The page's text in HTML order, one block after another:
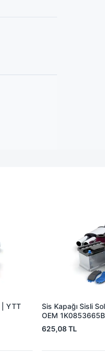
| YTT
Sis Kapağı Sisli
OEM 1K0853665B
625,08 TL